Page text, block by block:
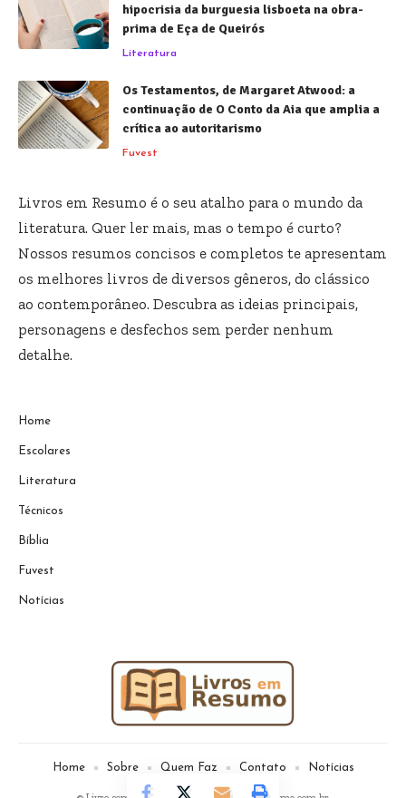
hipocrisia da burguesia lisboeta na obra-
prima de Eça de Queirós
Literatura
Os Testamentos, de Margaret Atwood: a
continuação de O Conto da Aia que amplia a
crítica ao autoritarismo
Fuvest
Livros em Resumo é o seu atalho para o mundo da
literatura. Quer ler mais, mas o tempo é curto?
Nossos resumos concisos e completos te apresentam
os melhores livros de diversos gêneros, do clássico
ao contemporâneo. Descubra as ideias principais,
personagens e desfechos sem perder nenhum
detalhe.
Home
Escolares
Literatura
Técnicos
Bíblia
Fuvest
Notícias
Home Sobre Quem Faz Contato Notícias